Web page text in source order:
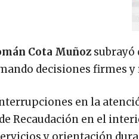
Cota Muñoz subrayó
decisiones firmes
en la
Recaudación en el